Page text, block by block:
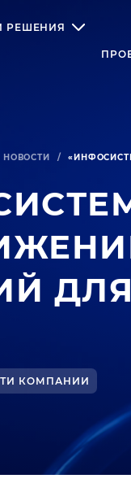
РЕШЕНИЯ
НОВОСТИ /
КОМПАНИИ